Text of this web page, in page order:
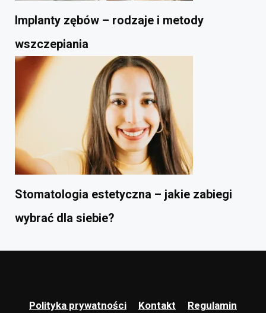
Implanty zębów – rodzaje i metody
wszczepiania
Stomatologia estetyczna – jakie zabiegi
wybrać dla siebie?
Polityka prywatności Kontakt Regulamin